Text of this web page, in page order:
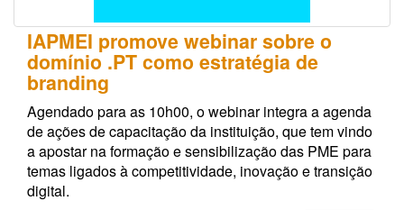
IAPMEI promove webinar sobre o
domínio .PT como estratégia de
branding
Agendado para as 10h00, o webinar integra a agenda
de ações de capacitação da instituição, que tem vindo
a apostar na formação e sensibilização das PME para
temas ligados à competitividade, inovação e transição
digital.